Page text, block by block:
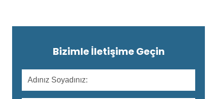
Bizimle İletişime Geçin